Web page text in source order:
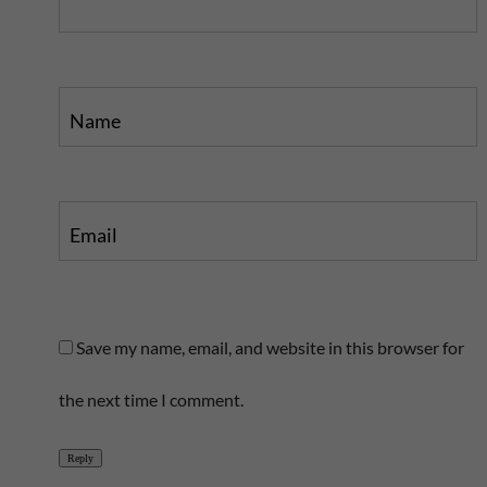
Name
Email
Save my name, email, and website in this browser for
the next time I comment.
Reply